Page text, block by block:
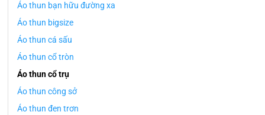
Áo thun bạn hữu đường xa
Áo thun bigsize
Áo thun cá sấu
Áo thun cổ tròn
Áo thun cổ trụ
Áo thun công sở
Áo thun đen trơn